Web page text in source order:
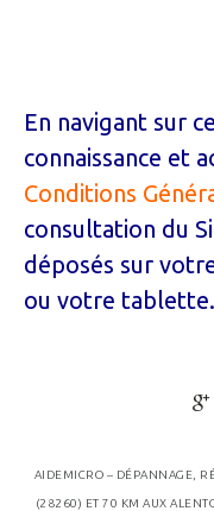
En navigant sur
connaissance et
Conditions
consultation du
déposés sur
ou votre tablette.
AIDEMICRO – DÉPANNAGE,
(28260) ET 70 KM AUX